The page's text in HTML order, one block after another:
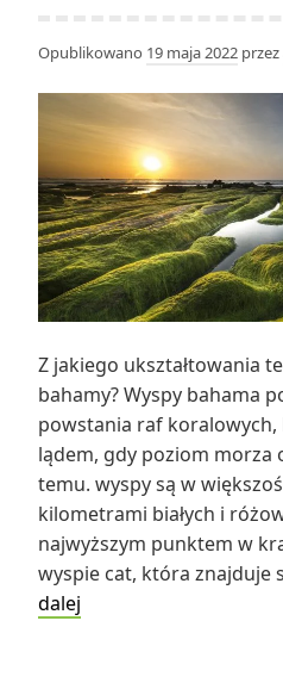
Opublikowano 19 maja 2022 przez
Z jakiego ukształtowania
bahamy? Wyspy bahama
powstania raf koralowych,
lądem, gdy poziom morza
temu. wyspy są w
kilometrami białych i
najwyższym punktem w
wyspie cat, która znajduje
dalej